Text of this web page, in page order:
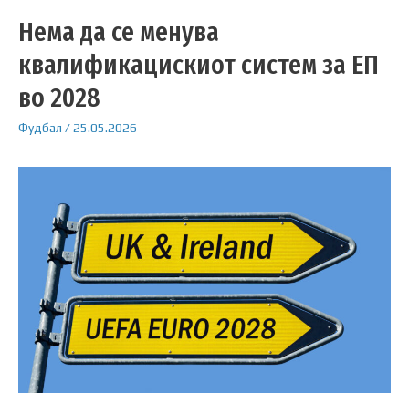
Нема да се менува
квалификацискиот систем за ЕП
во 2028
Фудбал /25.05.2026